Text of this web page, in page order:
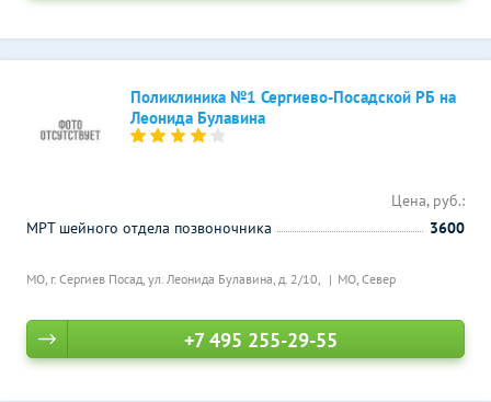
Поликлиника №1 Сергиево-Посадской РБ на
Леонида Булавина
МО, г. Сергиев Посад, ул. Леонида Булавина, д. 2/10, МО, Север
Цена, руб.:
МРТ шейного отдела позвоночника
3600
+7 495 255-29-55